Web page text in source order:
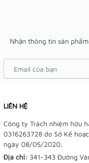
Nhận thông tin sản
LIÊN HỆ
Công ty Trách nhiệm hữu
0316263728 do Sở Kế
ngày 08/05/2020.
Địa chỉ: 341-343 Đường